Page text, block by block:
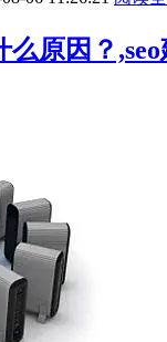
么原因？